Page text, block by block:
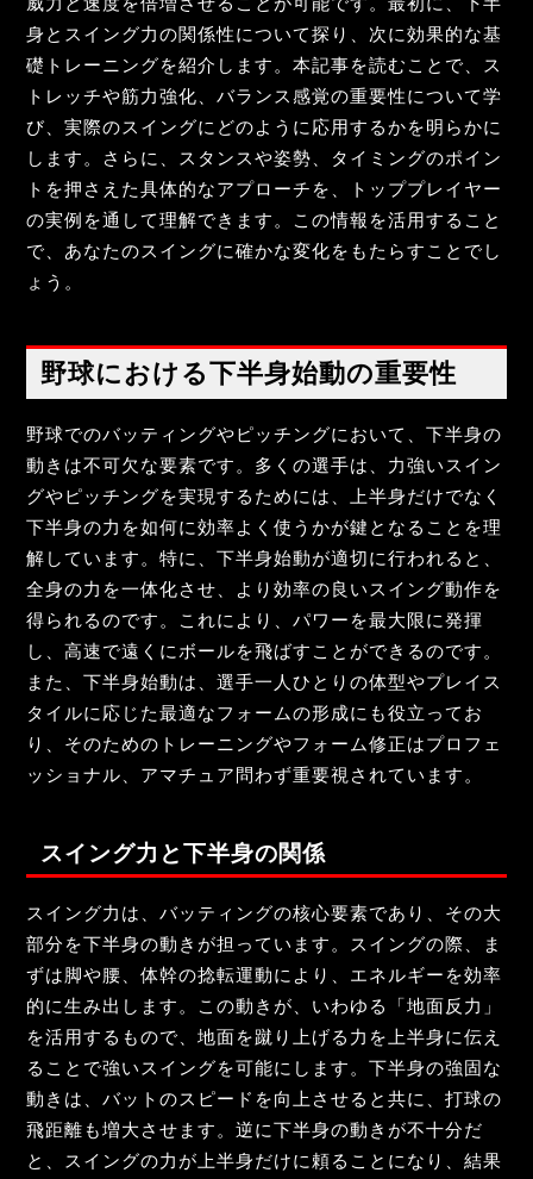
威力と速度を倍増させることが可能です。最初に、下半
身とスイング力の関係性について探り、次に効果的な基
礎トレーニングを紹介します。本記事を読むことで、ス
トレッチや筋力強化、バランス感覚の重要性について学
び、実際のスイングにどのように応用するかを明らかに
します。さらに、スタンスや姿勢、タイミングのポイン
トを押さえた具体的なアプローチを、トッププレイヤー
の実例を通して理解できます。この情報を活用すること
で、あなたのスイングに確かな変化をもたらすことでし
ょう。
野球における下半身始動の重要性
野球でのバッティングやピッチングにおいて、下半身の
動きは不可欠な要素です。多くの選手は、力強いスイン
グやピッチングを実現するためには、上半身だけでなく
下半身の力を如何に効率よく使うかが鍵となることを理
解しています。特に、下半身始動が適切に行われると、
全身の力を一体化させ、より効率の良いスイング動作を
得られるのです。これにより、パワーを最大限に発揮
し、高速で遠くにボールを飛ばすことができるのです。
また、下半身始動は、選手一人ひとりの体型やプレイス
タイルに応じた最適なフォームの形成にも役立ってお
り、そのためのトレーニングやフォーム修正はプロフェ
ッショナル、アマチュア問わず重要視されています。
スイング力と下半身の関係
スイング力は、バッティングの核心要素であり、その大
部分を下半身の動きが担っています。スイングの際、ま
ずは脚や腰、体幹の捻転運動により、エネルギーを効率
的に生み出します。この動きが、いわゆる「地面反力」
を活用するもので、地面を蹴り上げる力を上半身に伝え
ることで強いスイングを可能にします。下半身の強固な
動きは、バットのスピードを向上させると共に、打球の
飛距離も増大させます。逆に下半身の動きが不十分だ
と、スイングの力が上半身だけに頼ることになり、結果